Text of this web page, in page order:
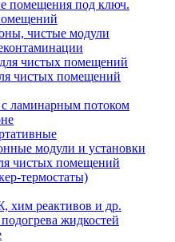
помещения под ключ.
чистые модули
чистых помещений
чистых помещений
ламинарным потоком
модули и установки
чистых помещений
термостаты)
реактивов и др.
жидкостей